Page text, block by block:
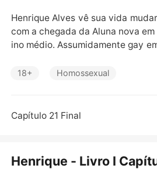
Contos Curtos
Henrique Alves vê sua vida
com a chegada da Aluna nova
ino médio. Assumidamente gay
ncrível potencial, Sem falar que
xual Eduardo Albuquerque. Com
a permanecer ao lado de seu
18+ Homossexual
Capítulo 21 Final
Henrique - Livro I